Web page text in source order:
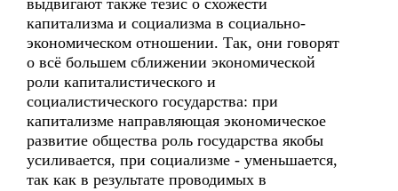
выдвигают также тезис о схожести
капитализма и социализма в социально-
экономическом отношении. Так, они говорят
о всё большем сближении экономической
роли капиталистического и
социалистического государства: при
капитализме направляющая экономическое
развитие общества роль государства якобы
усиливается, при социализме - уменьшается,
так как в результате проводимых в